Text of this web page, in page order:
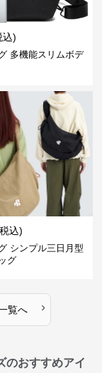
込)
多機能スリムボデ
込)
シンプル三日月型
グ
覧へ ›
のおすすめアイ